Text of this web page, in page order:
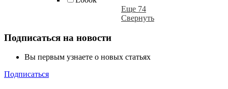
Еще 74
Свернуть
Подписаться на новости
Вы первым узнаете о новых статьях
Подписаться